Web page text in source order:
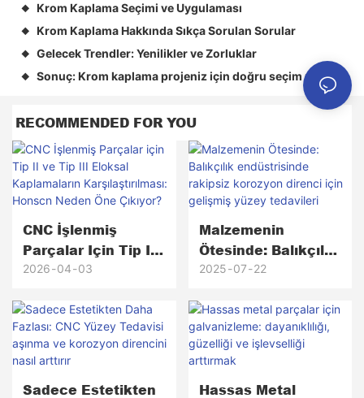
◆ Krom Kaplama Seçimi ve Uygulaması
◆ Krom Kaplama Hakkında Sıkça Sorulan Sorular
◆ Gelecek Trendler: Yenilikler ve Zorluklar
◆ Sonuç: Krom kaplama projeniz için doğru seçim mi?
RECOMMENDED FOR YOU
CNC İşlenmiş
Parçalar Için Tip II
Ve Tip III Eloksal
Karşılaştırılması:
Honscn Neden Öne
Çıkıyor?
2026 04 03
Malzemenin
Ötesinde: Balıkçılık
Endüstrisinde
Direnci Için
Gelişmiş Yüzey
Tedavileri
2025 07 22
Sadece Estetikten
Hassas Metal